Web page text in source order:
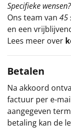
Specifieke wensen?
Ons team van 45
en een
Lees meer over
Betalen
Na akkoord
factuur per e-
aangegeven
betaling kan de